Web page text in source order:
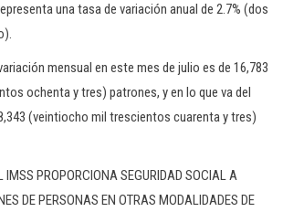
una tasa de variación anual de 2.7% (dos
mensual en este mes de julio es de 16,783
ochenta y tres) patrones, y en lo que va del
(veintiocho mil trescientos cuarenta y tres)
IMSS PROPORCIONA SEGURIDAD SOCIAL A
DE PERSONAS EN OTRAS MODALIDADES DE